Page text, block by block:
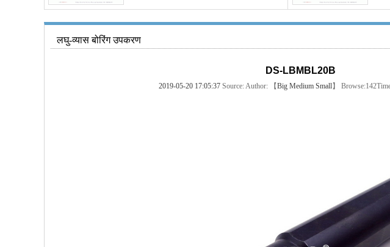
4-edge blue coated tungsten steel end m
4-edgebluecoatedtungstensteelendmillingcutter(1)
लघु-व्यास बोरिंग उपकरण
DS-LBMBL20B
2019-05-20 17:05:37Source:Author: 【Big Medium Small】 Browse:142